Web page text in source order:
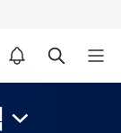
알림설정 바로가기 검색 바로가기 메뉴 열기